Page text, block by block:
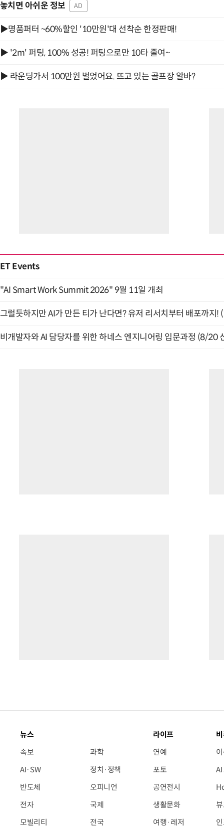
놓치면 아쉬운 정보 AD
▶명품퍼터 ~60%할인 '10만원'대 선착순 한정판매!
▶ '2m' 퍼팅, 100% 성공! 퍼팅으로만 10타 줄여~
▶ 라운딩가서 100만원 벌었어요. 뜨고 있는 골프장 알바?
ET Events
"AI Smart Work Summit 2026" 9월 11일 개최
그럴듯하지만 AI가 만든 티가 난다면? 유저 리서치부터 배포까지!
비개발자와 AI 담당자를 위한 하네스 엔지니어링 입문과정 (8/20
뉴스
속보
AI·SW
반도체
전자
모빌리티
과학
정치·정책
오피니언
국제
전국
라이프
연예
포토
공연전시
생활문화
여행·레저